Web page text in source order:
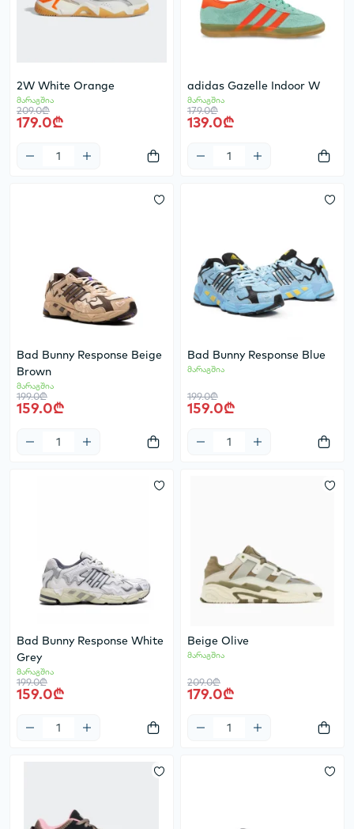
2W White Orange
მარაგშია
209.0₾
179.0₾
adidas Gazelle Indoor W
მარაგშია
179.0₾
139.0₾
Bad Bunny Response Beige
Brown
მარაგშია
199.0₾
159.0₾
Bad Bunny Response Blue
მარაგშია
199.0₾
159.0₾
Bad Bunny Response White
Grey
მარაგშია
199.0₾
159.0₾
Beige Olive
მარაგშია
209.0₾
179.0₾